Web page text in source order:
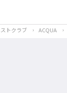
トクラブ ACQUA